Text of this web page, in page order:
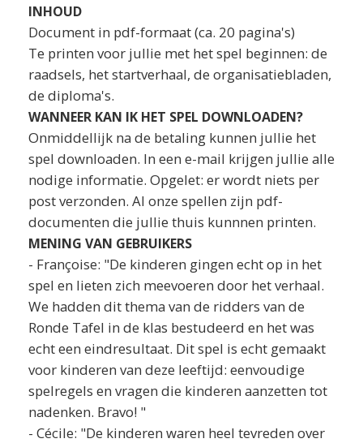
INHOUD
Document in pdf-formaat (ca. 20 pagina's)
Te printen voor jullie met het spel beginnen: de
raadsels, het startverhaal, de organisatiebladen,
de diploma's.
WANNEER KAN IK HET SPEL DOWNLOADEN?
Onmiddellijk na de betaling kunnen jullie het
spel downloaden. In een e-mail krijgen jullie alle
nodige informatie. Opgelet: er wordt niets per
post verzonden. Al onze spellen zijn pdf-
documenten die jullie thuis kunnnen printen.
MENING VAN GEBRUIKERS
- Françoise: "De kinderen gingen echt op in het
spel en lieten zich meevoeren door het verhaal.
We hadden dit thema van de ridders van de
Ronde Tafel in de klas bestudeerd en het was
echt een eindresultaat. Dit spel is echt gemaakt
voor kinderen van deze leeftijd: eenvoudige
spelregels en vragen die kinderen aanzetten tot
nadenken. Bravo! "
- Cécile: "De kinderen waren heel tevreden over